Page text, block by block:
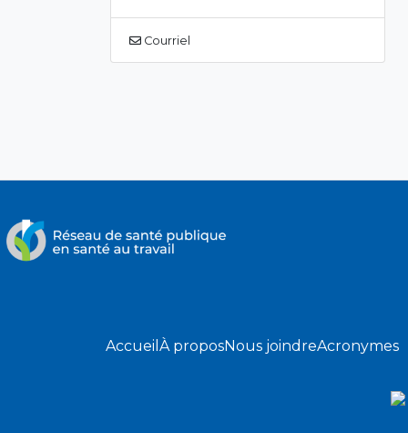
Courriel
Accueil À proposNous joindreAcronymes